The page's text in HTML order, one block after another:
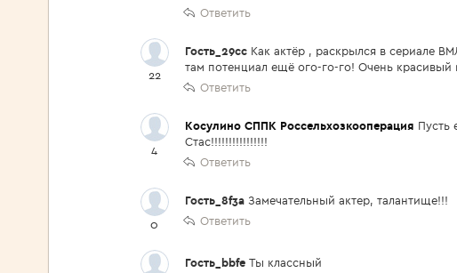
Ответить
22
Гость_29cc Как актёр , раскрылся в сериале
там потенциал ещё ого-го-го! Очень красивый
Ответить
4
Косулино СППК Россельхозкооперация Пусть
Стас!!!!!!!!!!!!!!!!
Ответить
0
Гость_8f3a Замечательный актер, талантище!!!
Ответить
Гость_bbfe Ты классный